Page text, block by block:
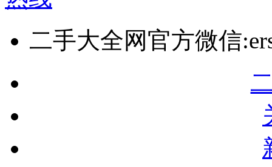
二手大全网官方微信